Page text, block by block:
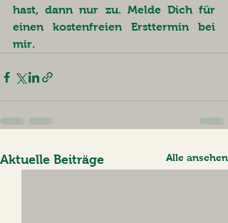
hast, dann nur zu. Melde Dich für
einen kostenfreien Ersttermin bei
mir.
Aktuelle Beiträge Alle ansehen